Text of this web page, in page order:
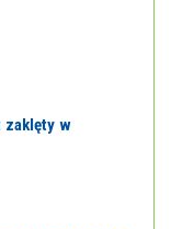
zaklęty w